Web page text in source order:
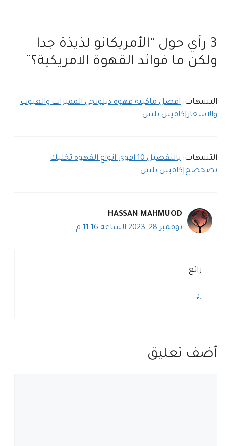
3 رأي حول “الأمريكانو لذيذة جدا
ولكن ما فوائد القهوة الامريكية؟”
التنبيهات: افضل ماكينة قهوة ديلونجي المميزات والعيوب
والاسعار|كافيين بلس
التنبيهات:
بالتفصيل 10 اقوى انواع القهوه تخليك
تصحصح|كافيين بلس
HASSAN MAHMUOD
نوفمبر 28, 2023 الساعة 11:16 م
رائع
رد
أضف تعليق